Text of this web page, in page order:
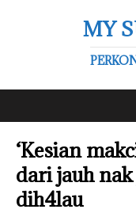
MY
‘Kesian
dari jauh
dih4lau